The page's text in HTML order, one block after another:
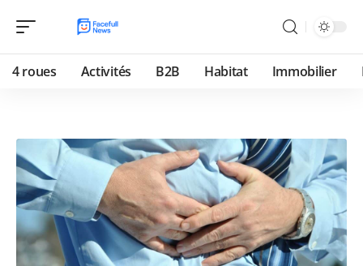
4 roues Activités B2B Habitat Immobilier